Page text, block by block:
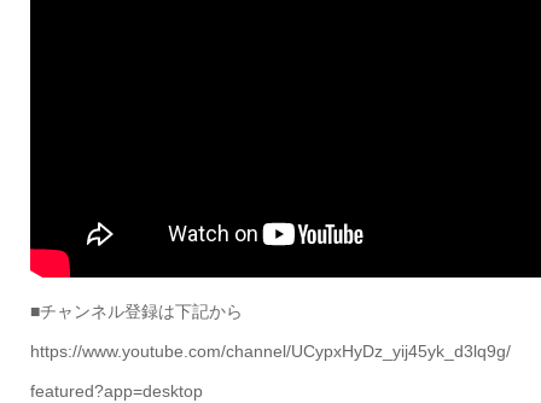
■チャンネル登録は下記から
https://www.youtube.com/channel/UCypxHyDz_yij45yk_d3lq9g/
featured?app=desktop